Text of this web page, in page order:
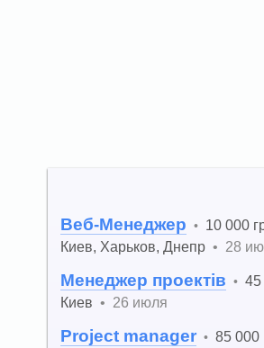
Веб-Менеджер • 10 000
Киев Харьков Днепр • 28
Менеджер проектів • 45
Киев • 26 июля
Project manager • 85 000